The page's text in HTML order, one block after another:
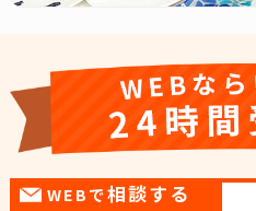
WEBで相談する